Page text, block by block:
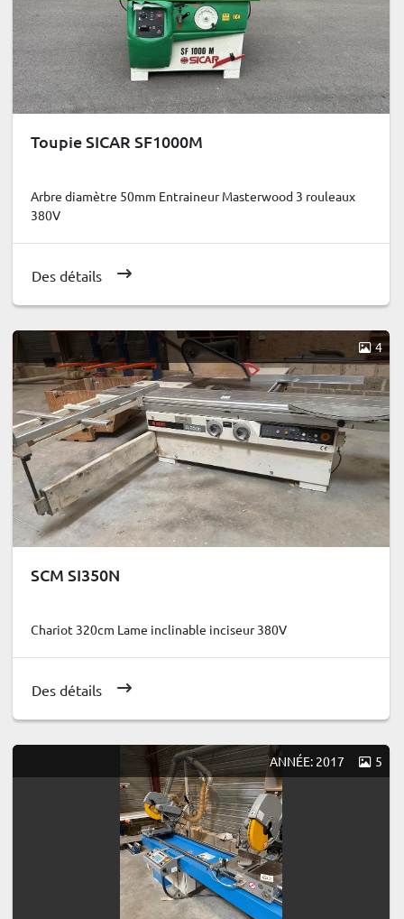
Toupie SICAR SF1000M
Arbre diamètre 50mm Entraineur Masterwood 3 rouleaux
380V
Des détails
4
SCM SI350N
Chariot 320cm Lame inclinable inciseur 380V
Des détails
ANNÉE: 2017 5